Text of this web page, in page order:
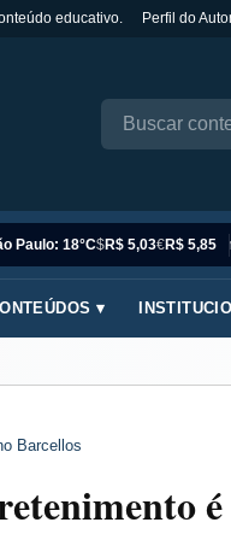
educativo. Perfil do
Paulo: 18°C$R$ 5,03€R$ 5,85
▾
Barcellos